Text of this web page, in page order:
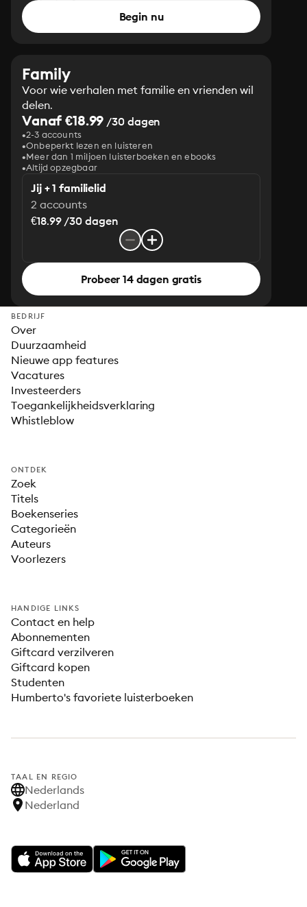
Begin nu
Family
Voor wie verhalen met familie en vrienden wil
delen.
Vanaf €18.99 /30 dagen
2-3 accounts
Onbeperkt lezen en luisteren
Meer dan 1 miljoen luisterboeken en ebooks
Altijd opzegbaar
Jij + 1 familielid
2 accounts
€18.99 /30 dagen
Probeer 14 dagen gratis
BEDRIJF
Over
Duurzaamheid
Nieuwe app features
Vacatures
Investeerders
Toegankelijkheidsverklaring
Whistleblow
ONTDEK
Zoek
Titels
Boekenseries
Categorieën
Auteurs
Voorlezers
HANDIGE LINKS
Contact en help
Abonnementen
Giftcard verzilveren
Giftcard kopen
Studenten
Humberto's favoriete luisterboeken
TAAL EN REGIO
Nederlands
Nederland